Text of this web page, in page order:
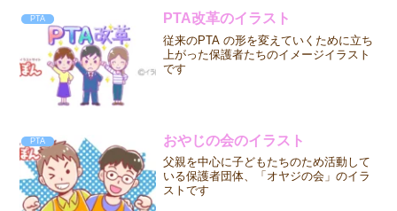
PTA PTA改革のイラスト
従来のPTA の形を変えていくために立ち
上がった保護者たちのイメージイラスト
です
PTA おやじの会のイラスト
父親を中心に子どもたちのため活動して
いる保護者団体、「オヤジの会」のイラ
ストです